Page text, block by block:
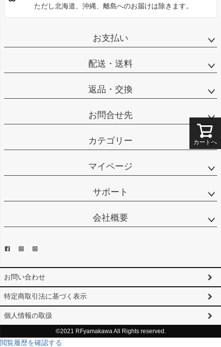
カートへ
ただし北海道、沖縄、離島へのお届けは除きます。
お支払い
配送・送料
返品・交換
お問合せ先
カテゴリー
マイページ
サポート
会社概要
お問い合わせ
特定商取引法に基づく表示
個人情報の取扱
©2021 RFyamakawa All Rights reserved.
閲覧履歴を確認する